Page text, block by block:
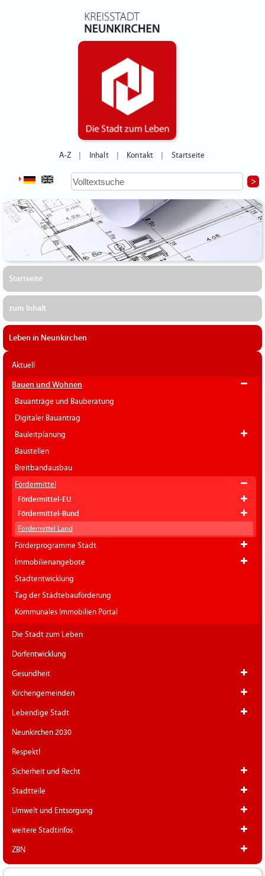
A-Z Inhalt Kontakt Startseite
Startseite
zum Inhalt
Leben in Neunkirchen
Aktuell
Bauen und Wohnen
Bauanträge und Bauberatung
Digitaler Bauantrag
Bauleitplanung
Baustellen
Breitbandausbau
Fördermittel
Fördermittel-EU
Fördermittel-Bund
Fördermittel Land
Förderprogramme Stadt
Immobilienangebote
Stadtentwicklung
Tag der Städtebauförderung
Kommunales Immobilien Portal
Die Stadt zum Leben
Dorfentwicklung
Gesundheit
Kirchengemeinden
Lebendige Stadt
Neunkirchen 2030
Respekt!
Sicherheit und Recht
Stadtteile
Umwelt und Entsorgung
weitere Stadtinfos
ZBN